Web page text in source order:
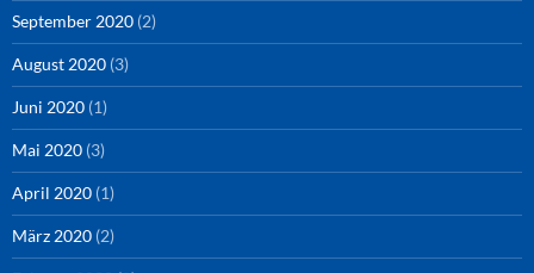
September 2020 (2)
August 2020 (3)
Juni 2020 (1)
Mai 2020 (3)
April 2020 (1)
März 2020 (2)